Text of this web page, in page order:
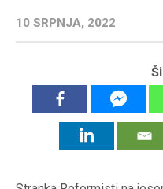
10 SRPNJA, 2022